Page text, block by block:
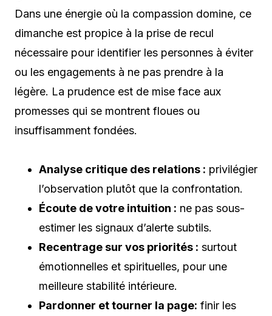
Dans une énergie où la compassion domine, ce
dimanche est propice à la prise de recul
nécessaire pour identifier les personnes à éviter
ou les engagements à ne pas prendre à la
légère. La prudence est de mise face aux
promesses qui se montrent floues ou
insuffisamment fondées.
Analyse critique des relations : privilégier
l’observation plutôt que la confrontation.
Écoute de votre intuition : ne pas sous-
estimer les signaux d’alerte subtils.
Recentrage sur vos priorités : surtout
émotionnelles et spirituelles, pour une
meilleure stabilité intérieure.
Pardonner et tourner la page: finir les